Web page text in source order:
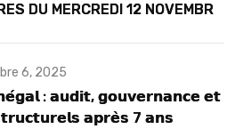
DU MERCREDI 12 NOVEMBRE
6, 2025
: 𝗮𝘂𝗱𝗶𝘁, 𝗴𝗼𝘂𝘃𝗲𝗿𝗻𝗮𝗻𝗰𝗲 𝗲𝘁
𝗮𝗽𝗿𝗲̀𝘀 7 𝗮𝗻𝘀